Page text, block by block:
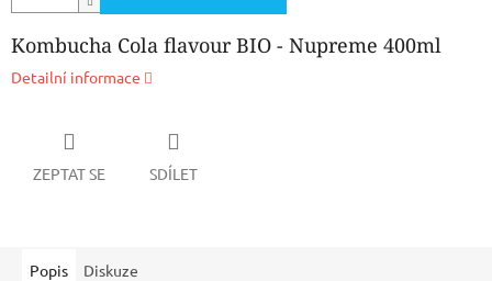
Kombucha Cola flavour BIO - Nupreme 400ml
Detailní informace
ZEPTAT SE SDÍLET
Popis Diskuze